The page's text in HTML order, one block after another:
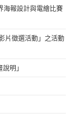
海報設計與電繪比賽
片徵選活動」之活動
明」